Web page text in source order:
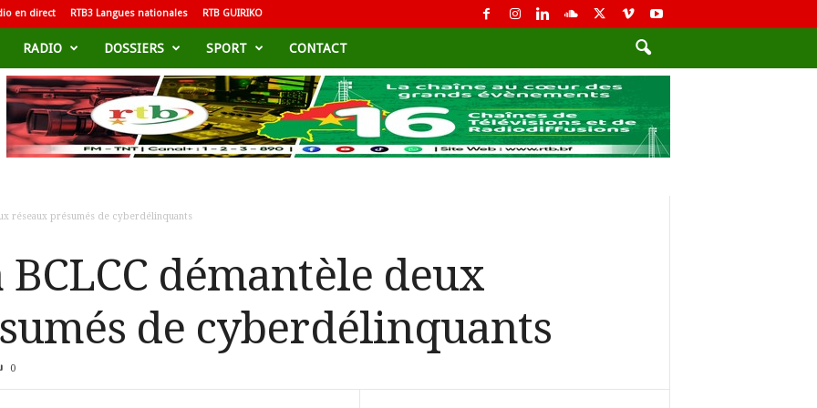
en direct RTB3 Langues nationales RTB GUIRIKO
RADIO DOSSIERS SPORT CONTACT
réseaux présumés de cyberdélinquants
démantèle deux
de cyberdélinquants
0